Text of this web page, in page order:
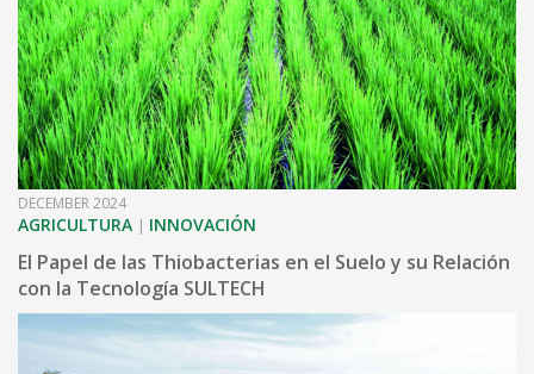
DECEMBER 2024
AGRICULTURA | INNOVACIÓN
El Papel de las Thiobacterias en el Suelo y su Relación
con la Tecnología SULTECH